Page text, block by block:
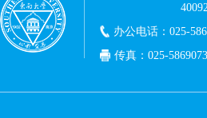
办公电话：025-
传真：025-